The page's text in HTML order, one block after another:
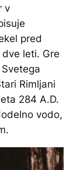
v
pred
leti. Gre
Rimljani
284 A.D.
vodo,